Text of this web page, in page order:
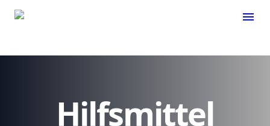
menu
Hilfsmittel